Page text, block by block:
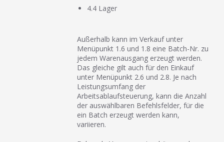
4.4 Lager
Außerhalb kann im Verkauf unter
Menüpunkt 1.6 und 1.8 eine Batch-Nr. zu
jedem Warenausgang erzeugt werden.
Das gleiche gilt auch für den Einkauf
unter Menüpunkt 2.6 und 2.8. Je nach
Leistungsumfang der
Arbeitsablaufsteuerung, kann die Anzahl
der auswählbaren Befehlsfelder, für die
ein Batch erzeugt werden kann,
variieren.